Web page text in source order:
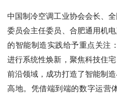
中国制冷空调工业协会会长、
委员会主任委员、合肥通用机
的智能制造实践给予重点关注
进行系统性焕新，聚焦科技住
前沿领域，成功打造了智能制
高地。凭借端到端的数字运营